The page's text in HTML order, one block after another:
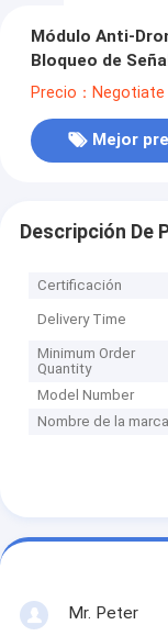
Módulo Anti-
Bloqueo de
Aislamiento
Precio：Negotiate
Mejor
Descripción De
Certificación
Delivery Time
Minimum Order
Quantity
Model Number
Nombre de la marca
Mr. Peter